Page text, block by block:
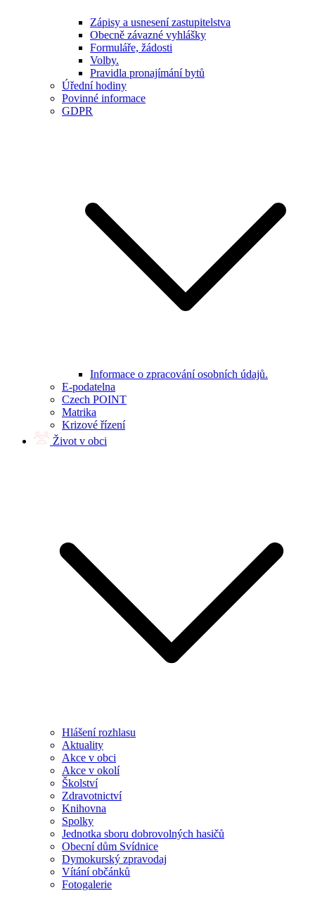
Zápisy a usnesení zastupitelstva
Obecně závazné vyhlášky
Formuláře, žádosti
Volby.
Pravidla pronajímání bytů
Úřední hodiny
Povinné informace
GDPR
Informace o zpracování osobních údajů.
E-podatelna
Czech POINT
Matrika
Krizové řízení
Život v obci
Hlášení rozhlasu
Aktuality
Akce v obci
Akce v okolí
Školství
Zdravotnictví
Knihovna
Spolky
Jednotka sboru dobrovolných hasičů
Obecní dům Svídnice
Dymokurský zpravodaj
Vítání občánků
Fotogalerie